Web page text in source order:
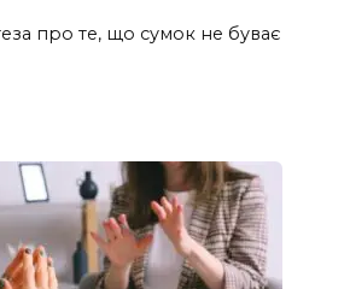
про те, що сумок не буває